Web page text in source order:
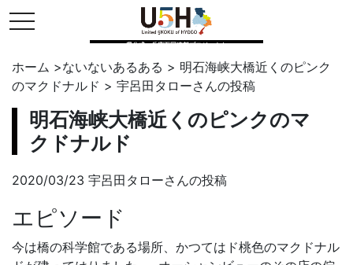
toggle navigation
県公式・兵庫五国連邦プロジェクト
ホーム >ないないあるある > 明石海峡大橋近くのピンク
のマクドナルド > 宇呂田タローさんの投稿
明石海峡大橋近くのピンクのマ
クドナルド
2020/03/23 宇呂田タローさんの投稿
エピソード
今は橋の科学館である場所、かつてはド桃色のマクドナル